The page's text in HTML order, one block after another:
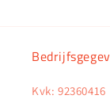
Kvk: 92360416